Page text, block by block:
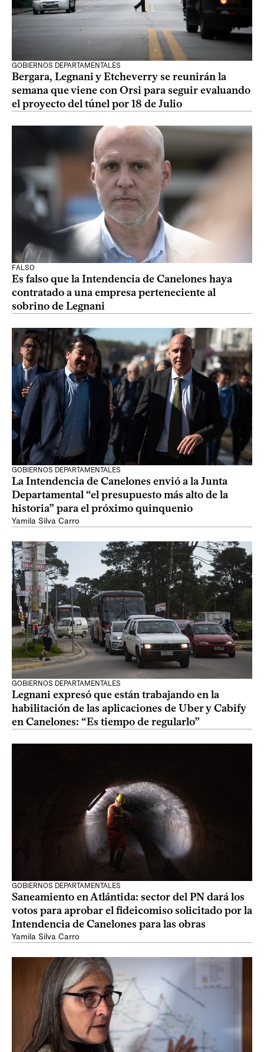
GOBIERNOS DEPARTAMENTALES
Bergara, Legnani y Etcheverry se reunirán la
semana que viene con Orsi para seguir evaluando
el proyecto del túnel por 18 de Julio
FALSO
Es falso que la Intendencia de Canelones haya
contratado a una empresa perteneciente al
sobrino de Legnani
GOBIERNOS DEPARTAMENTALES
La Intendencia de Canelones envió a la Junta
Departamental “el presupuesto más alto de la
historia” para el próximo quinquenio
Yamila Silva Carro
GOBIERNOS DEPARTAMENTALES
Legnani expresó que están trabajando en la
habilitación de las aplicaciones de Uber y Cabify
en Canelones: “Es tiempo de regularlo”
GOBIERNOS DEPARTAMENTALES
Saneamiento en Atlántida: sector del PN dará los
votos para aprobar el fideicomiso solicitado por la
Intendencia de Canelones para las obras
Yamila Silva Carro